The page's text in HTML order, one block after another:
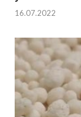
16.07.2022